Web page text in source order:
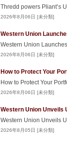
Thredd powers Pliant’s
2026年8月06日 [未分類]
Western Union
Western Union
2026年8月06日 [未分類]
How to Protect Your
How to Protect Your
2026年8月06日 [未分類]
Western Union Unveils
Western Union Unveils
2026年8月05日 [未分類]